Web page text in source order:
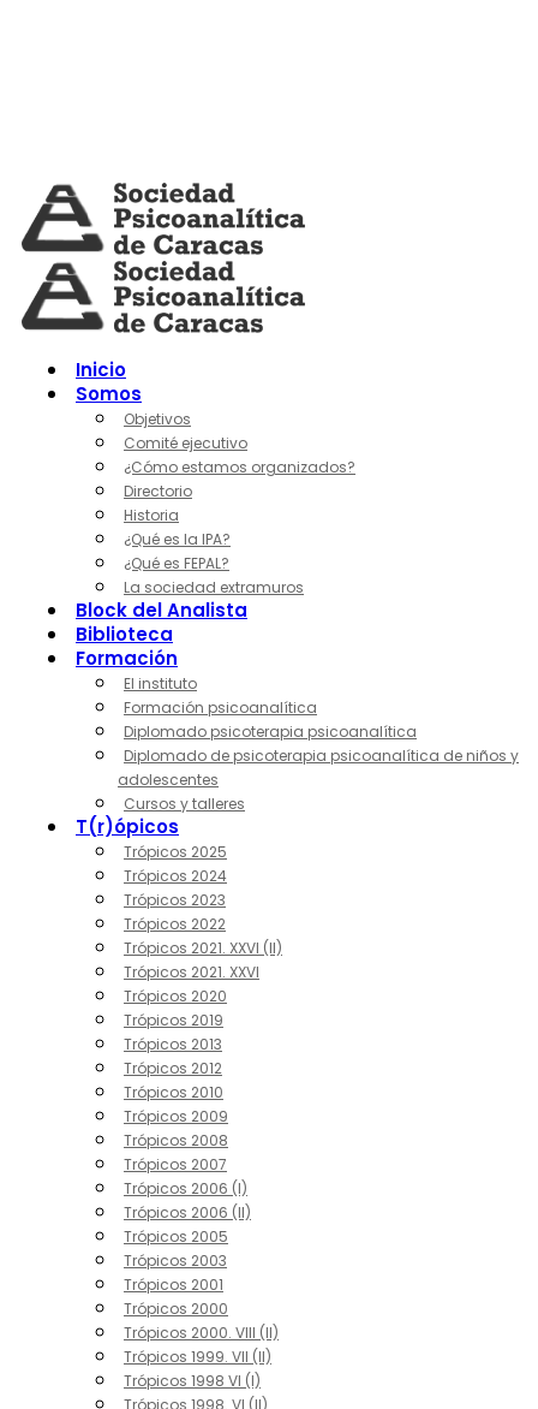
Inicio
Somos
Objetivos
Comité ejecutivo
¿Cómo estamos organizados?
Directorio
Historia
¿Qué es la IPA?
¿Qué es FEPAL?
La sociedad extramuros
Block del Analista
Biblioteca
Formación
El instituto
Formación psicoanalítica
Diplomado psicoterapia psicoanalítica
Diplomado de psicoterapia psicoanalítica de niños y
adolescentes
Cursos y talleres
T(r)ópicos
Trópicos 2025
Trópicos 2024
Trópicos 2023
Trópicos 2022
Trópicos 2021. XXVI (II)
Trópicos 2021. XXVI
Trópicos 2020
Trópicos 2019
Trópicos 2013
Trópicos 2012
Trópicos 2010
Trópicos 2009
Trópicos 2008
Trópicos 2007
Trópicos 2006 (I)
Trópicos 2006 (II)
Trópicos 2005
Trópicos 2003
Trópicos 2001
Trópicos 2000
Trópicos 2000. VIII (II)
Trópicos 1999. VII (II)
Trópicos 1998 VI (I)
Trópicos 1998. VI (II)